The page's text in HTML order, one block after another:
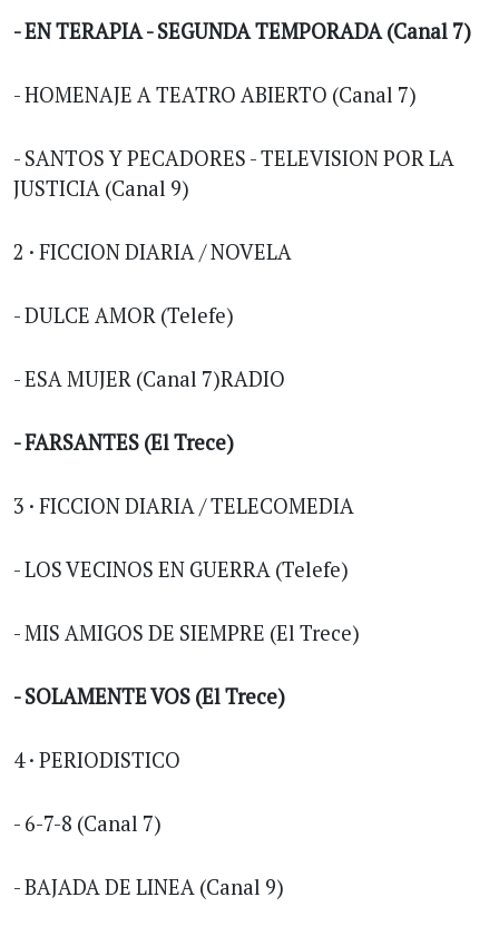
- EN TERAPIA - SEGUNDA TEMPORADA (Canal 7)
- HOMENAJE A TEATRO ABIERTO (Canal 7)
- SANTOS Y PECADORES - TELEVISION POR LA
JUSTICIA (Canal 9)
2 · FICCION DIARIA / NOVELA
- DULCE AMOR (Telefe)
- ESA MUJER (Canal 7)RADIO
- FARSANTES (El Trece)
3 · FICCION DIARIA / TELECOMEDIA
- LOS VECINOS EN GUERRA (Telefe)
- MIS AMIGOS DE SIEMPRE (El Trece)
- SOLAMENTE VOS (El Trece)
4 · PERIODISTICO
- 6-7-8 (Canal 7)
- BAJADA DE LINEA (Canal 9)